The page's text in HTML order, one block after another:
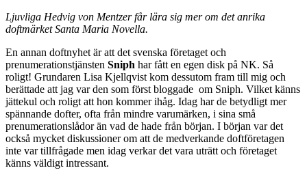
Ljuvliga Hedvig von Mentzer får lära sig mer om det anrika
doftmärket Santa Maria Novella.
En annan doftnyhet är att det svenska företaget och
prenumerationstjänsten Sniph har fått en egen disk på NK. Så
roligt! Grundaren Lisa Kjellqvist kom dessutom fram till mig och
berättade att jag var den som först bloggade om Sniph. Vilket känns
jättekul och roligt att hon kommer ihåg. Idag har de betydligt mer
spännande dofter, ofta från mindre varumärken, i sina små
prenumerationslådor än vad de hade från början. I början var det
också mycket diskussioner om att de medverkande doftföretagen
inte var tillfrågade men idag verkar det vara uträtt och företaget
känns väldigt intressant.